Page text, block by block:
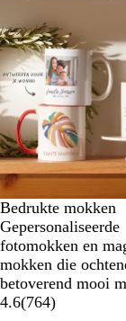
Bedrukte mokken
Gepersonaliseerde
fotomokken en
mokken die
betoverend mooi
4.6(764)